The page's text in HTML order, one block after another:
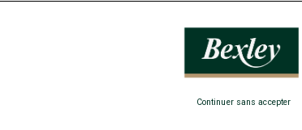
Mocassin semelle espadrille
Continuer sans accepter